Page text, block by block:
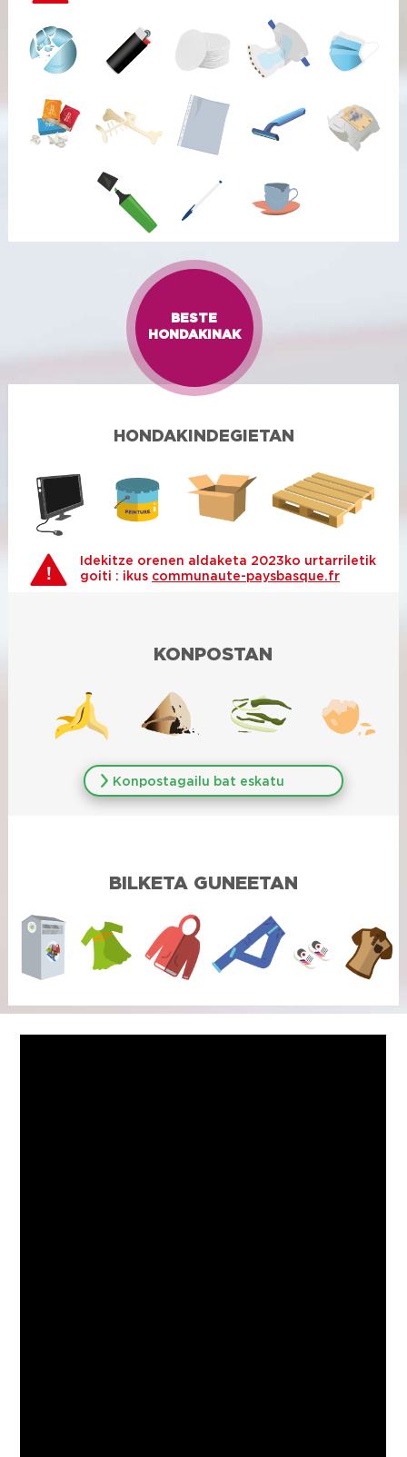
BESTE
HONDAKINAK
HONDAKINDEGIETAN
Idekitze orenen aldaketa 2023ko urtarriletik
goiti : ikus communaute-paysbasque.fr
KONPOSTAN
Konpostagailu bat eskatu
BILKETA GUNEETAN